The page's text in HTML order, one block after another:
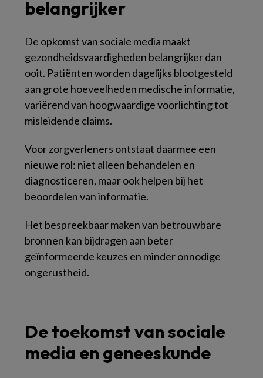
belangrijker
De opkomst van sociale media maakt
gezondheidsvaardigheden belangrijker dan
ooit. Patiënten worden dagelijks blootgesteld
aan grote hoeveelheden medische informatie,
variërend van hoogwaardige voorlichting tot
misleidende claims.
Voor zorgverleners ontstaat daarmee een
nieuwe rol: niet alleen behandelen en
diagnosticeren, maar ook helpen bij het
beoordelen van informatie.
Het bespreekbaar maken van betrouwbare
bronnen kan bijdragen aan beter
geïnformeerde keuzes en minder onnodige
ongerustheid.
De toekomst van sociale
media en geneeskunde